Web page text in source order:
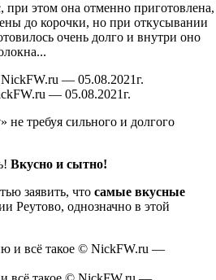
этом она отменно приготовлена,
до корочки, но при откусывании
очень долго и внутри оно
— 05.08.2021г.
» не требуя сильного и долгого
Вкусно и сытно!
заявить, что самые вкусные
Реутово, однозначно в этой